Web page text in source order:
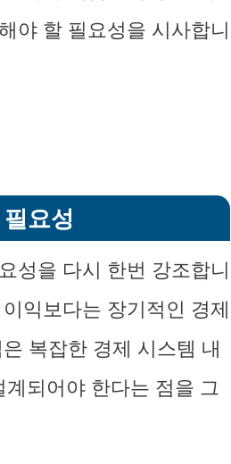
야 할 필요성을 시사합니
요성
성을 다시 한번 강조합니
익보다는 장기적인 경제
복잡한 경제 시스템 내
되어야 한다는 점을 그